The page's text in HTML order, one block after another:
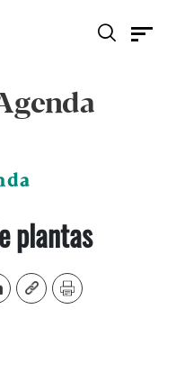
plantas